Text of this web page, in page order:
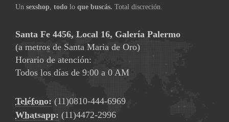
Un sexshop, todo lo que buscás. Total discreción.
Santa Fe 4456, Local 16, Galería Palermo
(a metros de Santa Maria de Oro)
Horario de atención:
Todos los días de 9:00 a 0 AM
Teléfono: (11)0810-444-6969
Whatsapp: (11)4472-2996